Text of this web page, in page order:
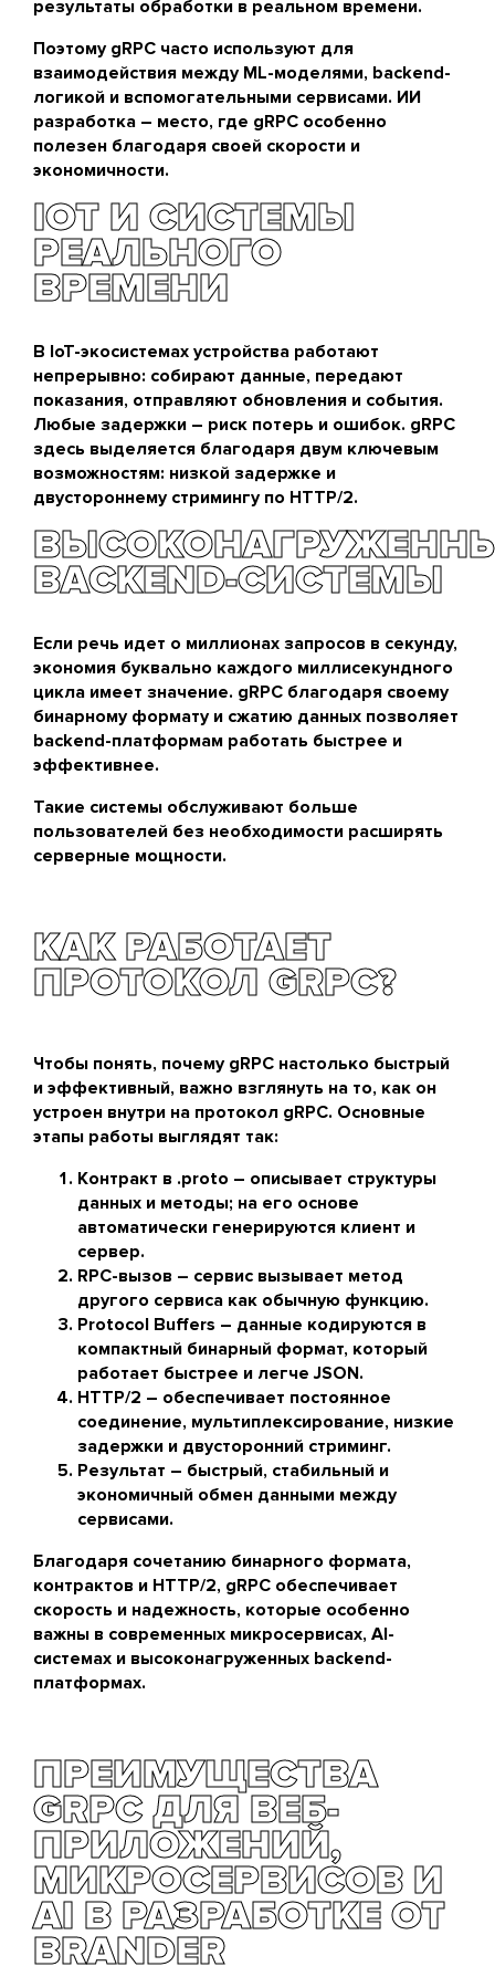
результаты обработки в реальном времени.
Поэтому gRPC часто используют для
взаимодействия между ML-моделями, backend-
логикой и вспомогательными сервисами. ИИ
разработка – место, где gRPC особенно
полезен благодаря своей скорости и
экономичности.
IOT И СИСТЕМЫ
РЕАЛЬНОГО
ВРЕМЕНИ
В IoT-экосистемах устройства работают
непрерывно: собирают данные, передают
показания, отправляют обновления и события.
Любые задержки – риск потерь и ошибок. gRPC
здесь выделяется благодаря двум ключевым
возможностям: низкой задержке и
двустороннему стримингу по HTTP/2.
BACKEND-СИСТЕМЫ
Если речь идет о миллионах запросов в секунду,
экономия буквально каждого миллисекундного
цикла имеет значение. gRPC благодаря своему
бинарному формату и сжатию данных позволяет
backend-платформам работать быстрее и
эффективнее.
Такие системы обслуживают больше
пользователей без необходимости расширять
серверные мощности.
КАК РАБОТАЕТ
ПРОТОКОЛ GRPC?
Чтобы понять, почему gRPC настолько быстрый
и эффективный, важно взглянуть на то, как он
устроен внутри на протокол gRPC. Основные
этапы работы выглядят так:
Контракт в .proto – описывает структуры
данных и методы; на его основе
автоматически генерируются клиент и
сервер.
RPC-вызов – сервис вызывает метод
другого сервиса как обычную функцию.
Protocol Buffers – данные кодируются в
компактный бинарный формат, который
работает быстрее и легче JSON.
HTTP/2 – обеспечивает постоянное
соединение, мультиплексирование, низкие
задержки и двусторонний стриминг.
Результат – быстрый, стабильный и
экономичный обмен данными между
сервисами.
Благодаря сочетанию бинарного формата,
контрактов и HTTP/2, gRPC обеспечивает
скорость и надежность, которые особенно
важны в современных микросервисах, AI-
системах и высоконагруженных backend-
платформах.
ПРЕИМУЩЕСТВА
GRPC ДЛЯ ВЕБ-
ПРИЛОЖЕНИЙ,
МИКРОСЕРВИСОВ И
AI В РАЗРАБОТКЕ ОТ
BRANDER